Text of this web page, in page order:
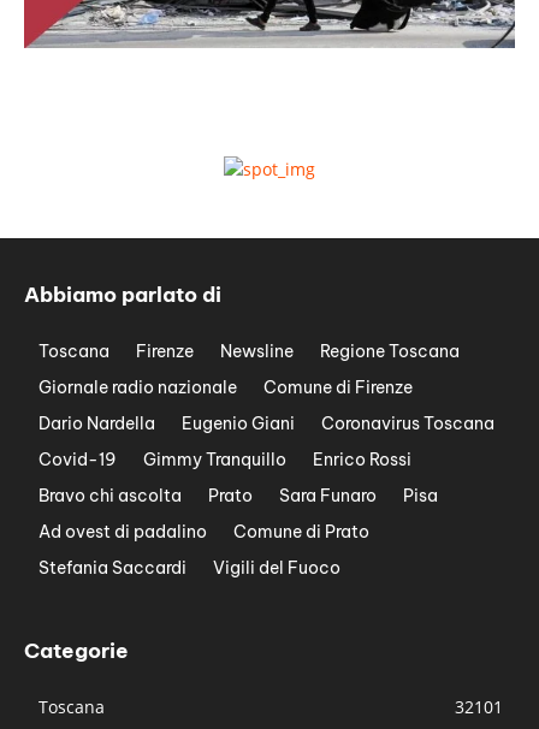
Abbiamo parlato di
Toscana Firenze Newsline
Regione Toscana
Giornale radio nazionale
Comune di Firenze
Dario Nardella
Eugenio Giani
Coronavirus Toscana
Covid-19
Gimmy Tranquillo
Enrico Rossi
Bravo chi ascolta
Prato Sara Funaro
Pisa
Ad ovest di padalino
Comune di Prato
Stefania Saccardi
Vigili del Fuoco
Categorie
Toscana
32101